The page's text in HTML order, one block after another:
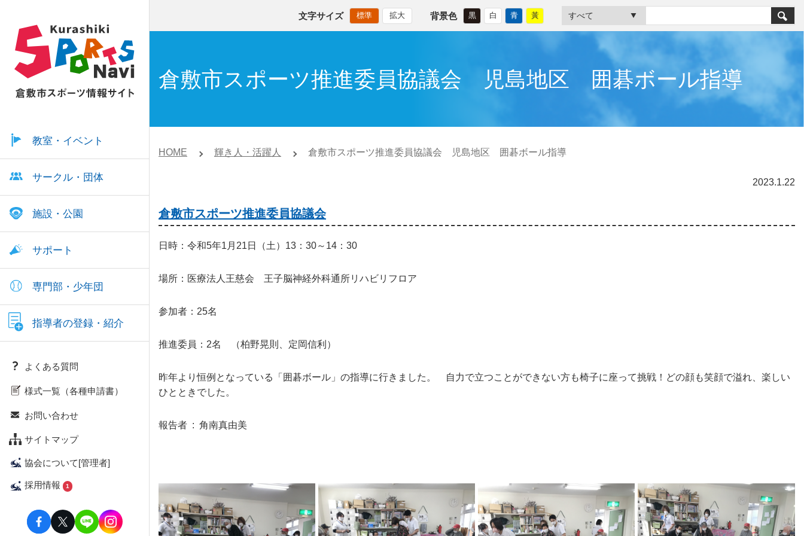
教室・イベント
サークル・団体
施設・公園
サポート
専門部・少年団
指導者の登録・紹介
よくある質問
様式一覧（各種申請書）
お問い合わせ
サイトマップ
協会について[管理者]
採用情報 1
文字サイズ 標準 拡大 背景色 黒 白 青 黃
倉敷市スポーツ推進委員協議会 児島地区 囲碁ボール指導
HOME 輝き人・活躍人 倉敷市スポーツ推進委員協議会 児島地区 囲碁ボール指導
2023.1.22
倉敷市スポーツ推進委員協議会
日時：令和5年1月21日（土）13：30～14：30
場所：医療法人王慈会 王子脳神経外科通所リハビリフロア
参加者：25名
推進委員：2名 （柏野晃則、定岡信利）
昨年より恒例となっている「囲碁ボール」の指導に行きました。 自力で立つことができない方も椅子に座って挑戦！どの顔も笑顔で溢れ、楽しい
ひとときでした。
報告者 : 角南真由美